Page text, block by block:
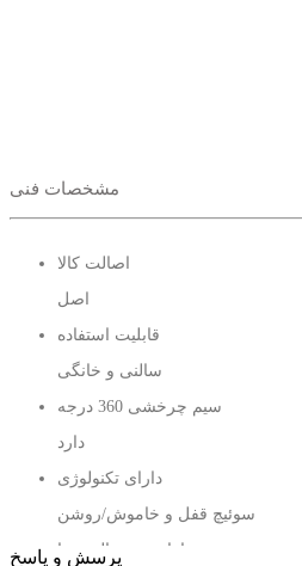
مشخصات فنی
اصالت کالا
اصل
قابلیت استفاده
سالنی و خانگی
سیم چرخشی 360 درجه
دارد
دارای تکنولوژی
سوئیچ قفل و خاموش/روشن
دارای سه حالت دما
پرسش و پاسخ